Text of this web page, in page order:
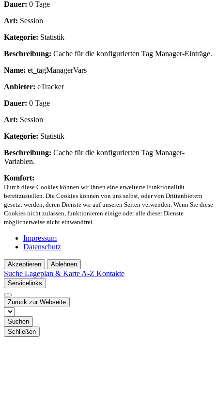
Dauer: 0 Tage
Art: Session
Kategorie: Statistik
Beschreibung: Cache für die konfigurierten Tag Manager-Einträge.
Name: et_tagManagerVars
Anbieter: eTracker
Dauer: 0 Tage
Art: Session
Kategorie: Statistik
Beschreibung: Cache für die konfigurierten Tag Manager-
Variablen.
Komfort:
Durch diese Cookies können wir Ihnen eine erweiterte Funktionalität
bereitzustellen. Die Cookies können von uns selbst, oder von Drittanbietern
gesetzt werden, deren Dienste wir auf unseren Seiten verwenden. Wenn Sie diese
Cookies nicht zulassen, funktionieren einige oder alle dieser Dienste
möglicherweise nicht einwandfrei.
Impressum
Datenschutz
Akzeptieren Ablehnen
Suche Lageplan & Karte A-Z Kontakte
Servicelinks
Zurück zur Webseite
Suchen
Schließen